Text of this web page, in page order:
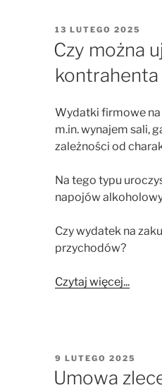
OPUBLIKOWANE
W
13 LUTEGO 2025
Czy można
Wydatki firmowe
m.in. wynajem sali,
zależności od
Na tego typu
napojów
Czy wydatek na
przychodów?
Czytaj więcej...
OPUBLIKOWANE
W
9 LUTEGO 2025
Umowa